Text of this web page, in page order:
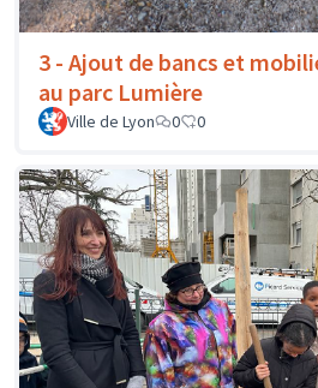
3 - Ajout de bancs et
au parc Lumière
Ville de Lyon 0 0